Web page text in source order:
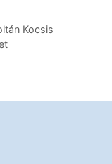
Kocsis